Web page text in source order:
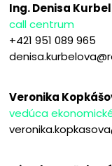
Ing. Denisa
call centrum
+421 951 089 965
Veronika
vedúca